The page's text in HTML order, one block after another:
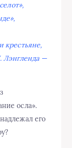
крестьяне,
Лэнгленда —
осла».
его